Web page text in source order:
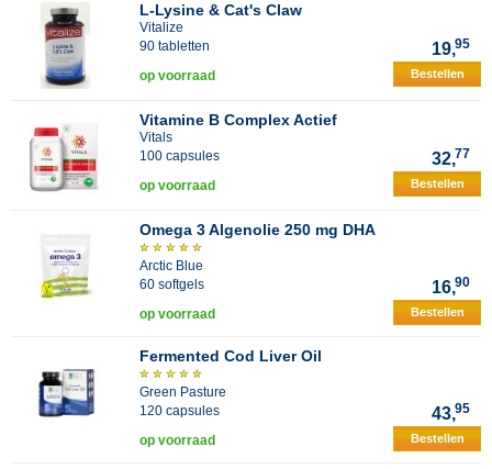
L-Lysine & Cat's Claw
Vitalize
90 tabletten
19,95
op voorraad Bestellen
Vitamine B Complex Actief
Vitals
100 capsules
32,77
op voorraad Bestellen
Omega 3 Algenolie 250 mg DHA
Arctic Blue
60 softgels
16,90
op voorraad Bestellen
Fermented Cod Liver Oil
Green Pasture
120 capsules
43,95
op voorraad Bestellen